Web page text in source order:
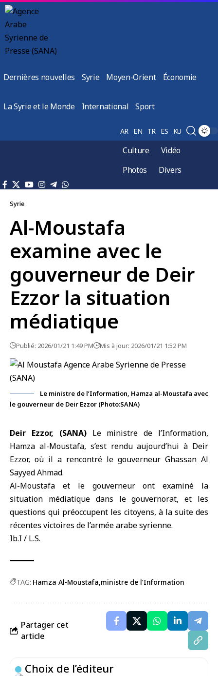
Dernières nouvelles Syrie Moyen-Orient Économie
La Syrie et le Monde International Sport
AR EN TR ES KU
Culture
Vidéo
Photos
Divers
Syrie
Al-Moustafa
examine avec le
gouverneur de Deir
Ezzor la situation
médiatique
Publié: 2026/01/21 1:49 PM Mis à jour: 2026/01/21 1:52 PM
Le ministre de l’Information, Hamza al-Moustafa avec
le gouverneur de Deir Ezzor (Photo:SANA)
Deir Ezzor, (SANA) Le ministre de l’Information,
Hamza al-Moustafa, s’est rendu aujourd’hui à Deir
Ezzor, où il a rencontré le gouverneur Ghassan Al
Sayyed Ahmad.
Al-Moustafa et le gouverneur ont examiné la
situation médiatique dans le gouvernorat, et les
questions qui préoccupent les citoyens, à la suite des
récentes victoires de l’armée arabe syrienne.
Ib.I / L.S.
TAG: Hamza Al-Moustafa ministre de l’Information
Partager cet
article
Choix de l’éditeur